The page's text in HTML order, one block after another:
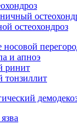
остеохондроз
и апноэ
ринит
тонзиллит